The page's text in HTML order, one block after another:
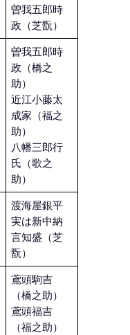
曽我五郎時
政（芝翫）
曽我五郎時
政（橋之
助）
近江小藤太
成家（福之
助）
八幡三郎行
氏（歌之
助）
渡海屋銀平
実は新中納
言知盛（芝
翫）
鳶頭駒吉
（橋之助）
鳶頭福吉
（福之助）